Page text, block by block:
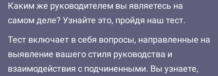
Каким же руководителем вы являетесь на
самом деле? Узнайте это, пройдя наш тест.
Тест включает в себя вопросы, направленные на
выявление вашего стиля руководства и
взаимодействия с подчиненными. Вы узнаете,